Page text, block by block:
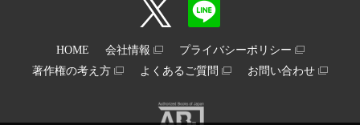
HOME 会社情報
プライバシーポリシー
著作権の考え方
よくあるご質問 お問い合わせ